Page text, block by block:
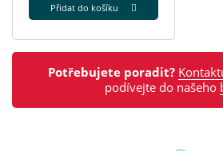
Přidat do košíku
Potřebujete poradit?
podívejte do našeho